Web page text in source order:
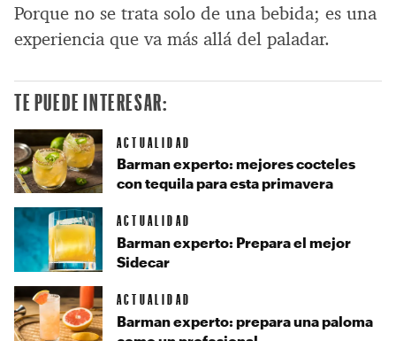
Porque no se trata solo de una bebida; es una
experiencia que va más allá del paladar.
TE PUEDE INTERESAR:
ACTUALIDAD
Barman experto: mejores cocteles
con tequila para esta primavera
ACTUALIDAD
Barman experto: Prepara el mejor
Sidecar
ACTUALIDAD
Barman experto: prepara una paloma